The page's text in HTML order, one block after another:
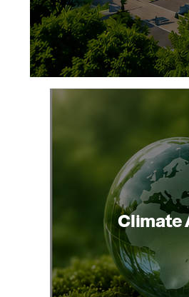
Climate